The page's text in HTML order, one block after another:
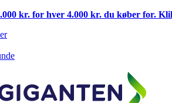
kr. for hver 4.000 kr. du køber for.